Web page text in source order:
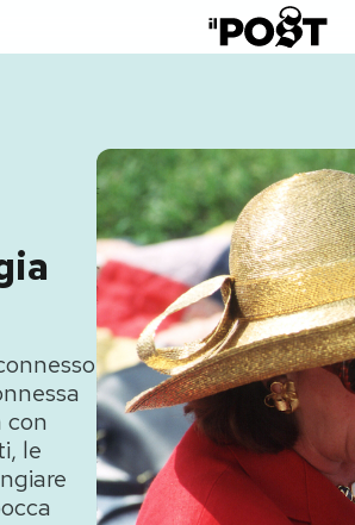
con
le